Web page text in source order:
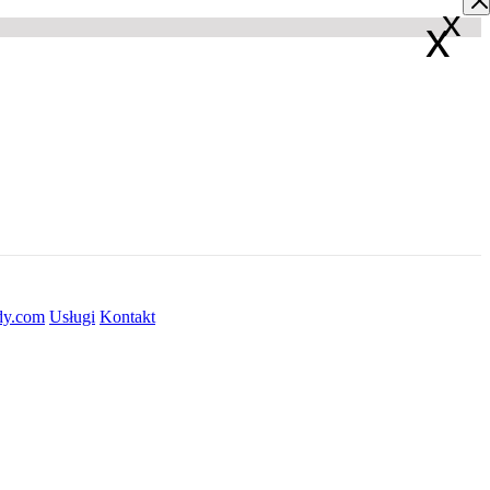
Usługi Kontakt
x
x